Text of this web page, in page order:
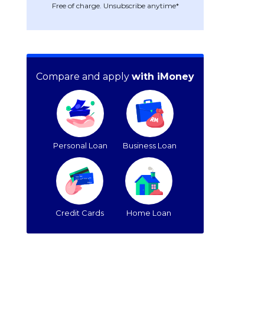
Free of charge. Unsubscribe anytime*
Compare and apply with iMoney
Personal Loan Business Loan
Credit Cards Home Loan